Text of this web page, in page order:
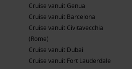
De nabijgelegen stranden bieden
en watersporten, ideaal
na Port Said, Egypte
Cruise vanuit Genua
Cruise vanuit Barcelona
Cruise vanuit Civitavecchia
(Rome)
Cruise vanuit Dubai
Cruise vanuit Fort Lauderdale